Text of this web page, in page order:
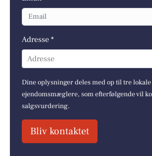
Adresse *
Adresse
Dine oplysninger deles med op til tre lokale
ejendomsmæglere, som efterfølgende vil
salgsvurdering.
Bliv kontaktet